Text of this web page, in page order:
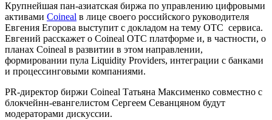
Крупнейшая пан-азиатская биржа по управлению цифровыми
активами Coineal в лице своего российского руководителя
Евгения Егорова выступит с докладом на тему OTC сервиса.
Евгений расскажет о Coineal ОТС платформе и, в частности, о
планах Coineal в развитии в этом направлении,
формировании пула Liquidity Providers, интеграции с банками
и процессинговыми компаниями.
PR-директор биржи Coineal Татьяна Максименко совместно с
блокчейнн-евангелистом Сергеем Севанцяном будут
модераторами дискуссии.